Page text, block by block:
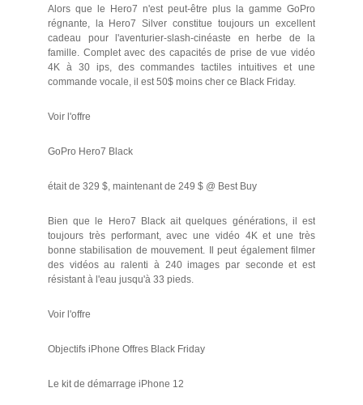
Alors que le Hero7 n'est peut-être plus la gamme GoPro
régnante, la Hero7 Silver constitue toujours un excellent
cadeau pour l'aventurier-slash-cinéaste en herbe de la
famille. Complet avec des capacités de prise de vue vidéo
4K à 30 ips, des commandes tactiles intuitives et une
commande vocale, il est 50$ moins cher ce Black Friday.
Voir l'offre
GoPro Hero7 Black
était de 329 $, maintenant de 249 $ @ Best Buy
Bien que le Hero7 Black ait quelques générations, il est
toujours très performant, avec une vidéo 4K et une très
bonne stabilisation de mouvement. Il peut également filmer
des vidéos au ralenti à 240 images par seconde et est
résistant à l'eau jusqu'à 33 pieds.
Voir l'offre
Objectifs iPhone Offres Black Friday
Le kit de démarrage iPhone 12